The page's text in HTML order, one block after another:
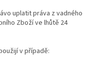
uplatit práva z vadného
Zboží ve lhůtě 24
v případě: